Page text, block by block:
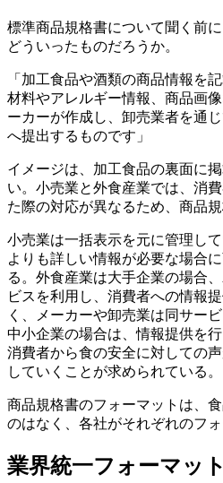
標準商品規格書について聞く前
どういったものだろうか。
「加工食品や酒類の商品情報を
材料やアレルギー情報、商品画
ーカーが作成し、卸売業者を通
へ提出するものです」
イメージは、加工食品の裏面に
い。小売業と外食産業では、消
た際の対応が異なるため、商品
小売業は一括表示を元に管理し
よりも詳しい情報が必要な場合
る。外食産業は大手企業の場合
ビスを利用し、消費者への情報
く、メーカーや卸売業は同サー
中小企業の場合は、情報提供を
消費者から食の安全に対しての
していくことが求められている。
商品規格書のフォーマットは、
のはなく、各社がそれぞれのフ
業界統一フォーマッ